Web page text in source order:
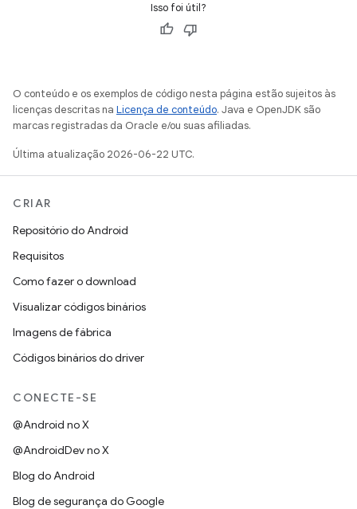
Isso foi útil?
O conteúdo e os exemplos de código nesta página estão sujeitos às
licenças descritas na Licença de conteúdo. Java e OpenJDK são
marcas registradas da Oracle e/ou suas afiliadas.
Última atualização 2026-06-22 UTC.
CRIAR
Repositório do Android
Requisitos
Como fazer o download
Visualizar códigos binários
Imagens de fábrica
Códigos binários do driver
CONECTE-SE
@Android no X
@AndroidDev no X
Blog do Android
Blog de segurança do Google